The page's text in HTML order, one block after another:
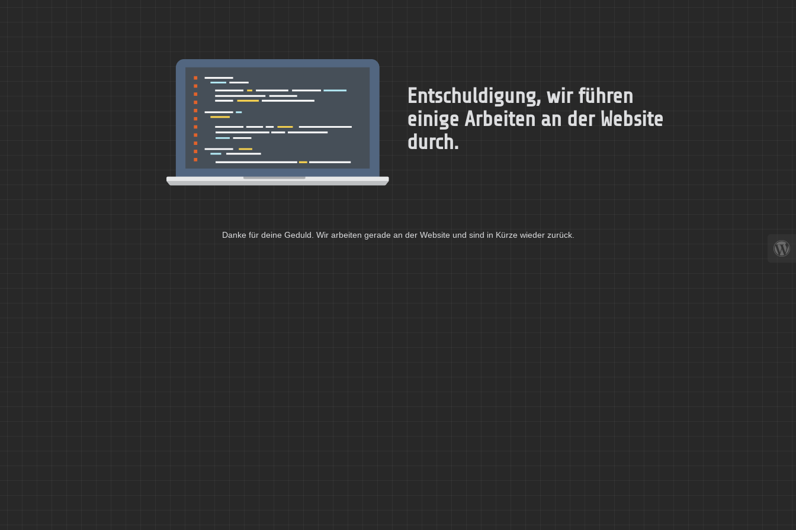
Entschuldigung, wir führen
einige Arbeiten an der Website
durch.
Danke für deine Geduld. Wir arbeiten gerade an der Website und sind in Kürze wieder zurück.